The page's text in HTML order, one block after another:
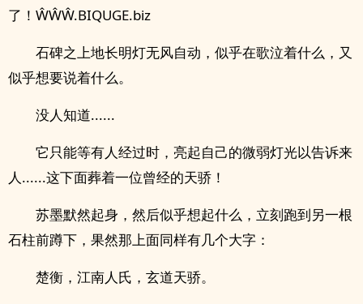
了！ŴŴŴ.BIQUGE.biz
石碑之上地长明灯无风自动，似乎在歌泣着什么，又
似乎想要说着什么。
没人知道......
它只能等有人经过时，亮起自己的微弱灯光以告诉来
人......这下面葬着一位曾经的天骄！
苏墨默然起身，然后似乎想起什么，立刻跑到另一根
石柱前蹲下，果然那上面同样有几个大字：
楚衡，江南人氏，玄道天骄。